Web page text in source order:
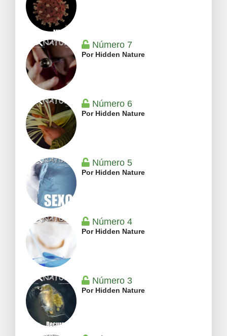
Número 7
Por Hidden Nature
Número 6
Por Hidden Nature
Número 5
Por Hidden Nature
Número 4
Por Hidden Nature
Número 3
Por Hidden Nature